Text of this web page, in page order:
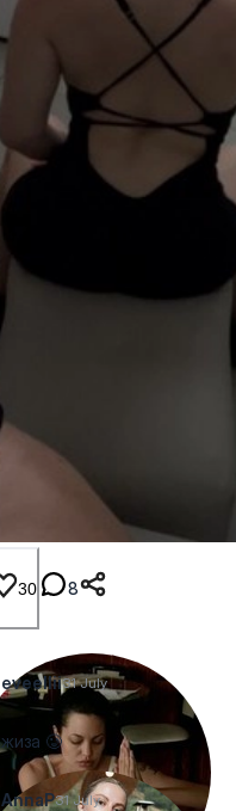
30 8
eveellii31 July
жиза 🥲
AnnaP31 July